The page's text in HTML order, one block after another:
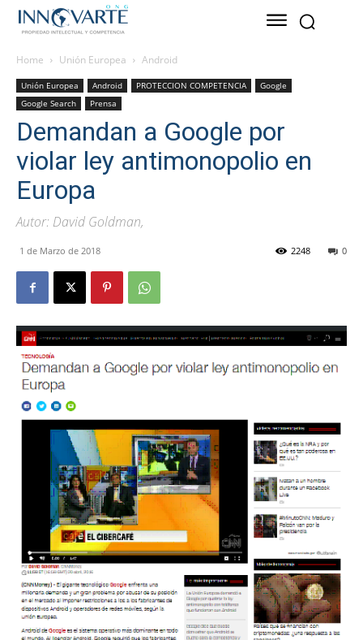
Home Unión Europea Android
Unión Europea Android PROTECCION COMPETENCIA
Google
Google Search
Prensa
Demandan a Google por
violar ley antimonopolio en
Europa
Autor: David Goldman,
1 de Marzo de 2018 0
2248